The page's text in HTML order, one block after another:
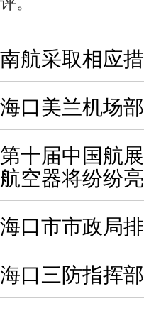
南航采取相应
海口美兰机场
第十届中国航
航空器将纷纷
海口市市政局
海口三防指挥